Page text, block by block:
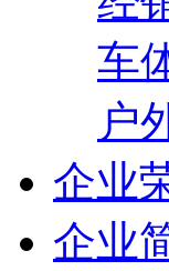
车
户
企业
企业